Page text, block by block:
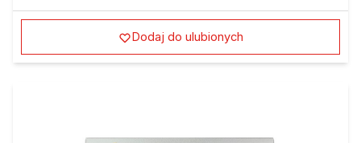
Dodaj do ulubionych